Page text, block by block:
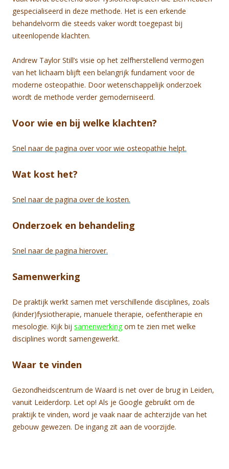
gespecialiseerd in deze methode. Het is een erkende
behandelvorm die steeds vaker wordt toegepast bij
uiteenlopende klachten.
Andrew Taylor Still’s visie op het zelfherstellend vermogen
van het lichaam blijft een belangrijk fundament voor de
moderne osteopathie. Door wetenschappelijk onderzoek
wordt de methode verder gemoderniseerd.
Voor wie en bij welke klachten?
Snel naar de pagina over voor wie osteopathie helpt.
Wat kost het?
Snel naar de pagina over de kosten.
Onderzoek en behandeling
Snel naar de pagina hierover.
Samenwerking
De praktijk werkt samen met verschillende disciplines, zoals
(kinder)fysiotherapie, manuele therapie, oefentherapie en
mesologie. Kijk bij samenwerking om te zien met welke
disciplines wordt samengewerkt.
Waar te vinden
Gezondheidscentrum de Waard is net over de brug in Leiden,
vanuit Leiderdorp. Let op! Als je Google gebruikt om de
praktijk te vinden, word je vaak naar de achterzijde van het
gebouw gewezen. De ingang zit aan de voorzijde.